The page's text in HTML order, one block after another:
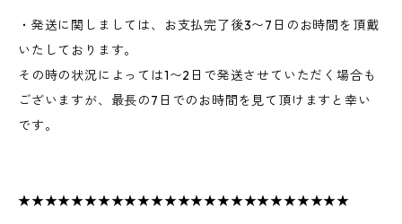
・発送に関しましては、お支払完了後3〜7日のお時間を頂戴
いたしております。
その時の状況によっては1〜2日で発送させていただく場合も
ございますが、最長の7日でのお時間を見て頂けますと幸い
です。
★★★★★★★★★★★★★★★★★★★★★★★★★